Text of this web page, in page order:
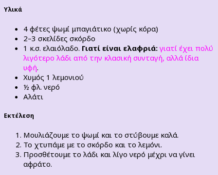
Υλικά
4 φέτες ψωμί μπαγιάτικο (χωρίς κόρα)
2–3 σκελίδες σκόρδο
1 κ.σ. ελαιόλαδο. Γιατί είναι ελαφριά: γιατί έχει πολύ
λιγότερο λάδι από την κλασική συνταγή, αλλά ίδια
υφή.
Χυμός 1 λεμονιού
½ φλ. νερό
Αλάτι
Εκτέλεση
Μουλιάζουμε το ψωμί και το στύβουμε καλά.
Το χτυπάμε με το σκόρδο και το λεμόνι.
Προσθέτουμε το λάδι και λίγο νερό μέχρι να γίνει
αφράτο.